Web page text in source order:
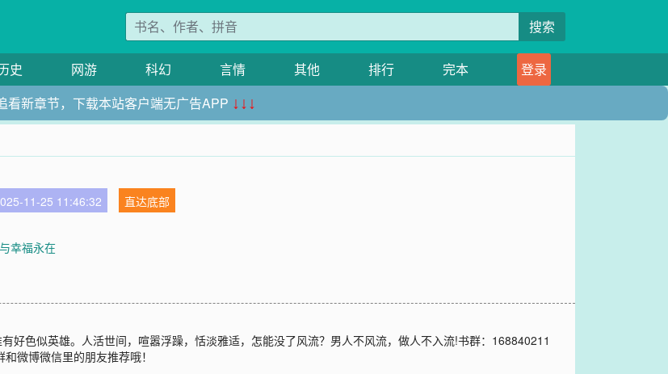
搜索
史 网游 科幻 言情 其他 排行 完本
登录
看新章节，下载本站客户端无广告APP ↓↓↓
11-25 11:46:32
直达底部
幸福永在
好色似英雄。人活世间，喧嚣浮躁，恬淡雅适，怎能没了风流？男人不风流，做人不入流!书群：168840211
微博微信里的朋友推荐哦！